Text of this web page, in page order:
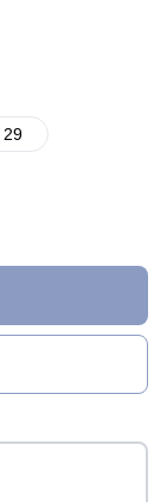
29